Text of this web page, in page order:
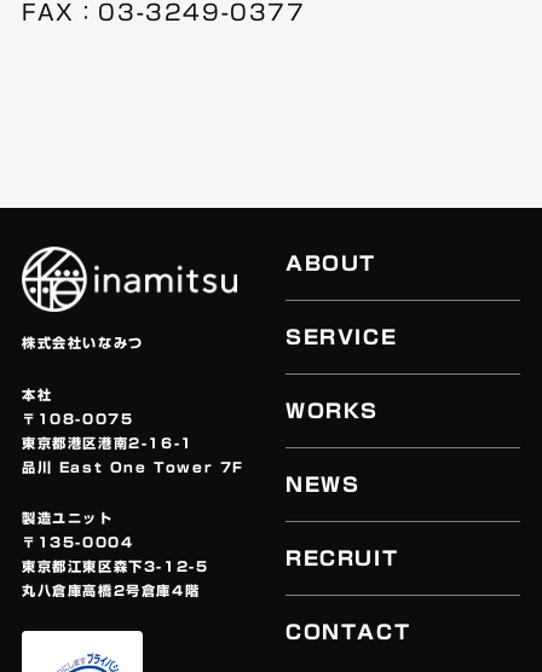
FAX：03-3249-0377
株式会社いなみつ
本社
〒 108-0075
東京都港区港南2-16-1
品川
East One Tower 7F
製造ユニット
〒135-0004
東京都江東区森下3-12-5
丸八倉庫高橋2号倉庫4階
ABOUT
SERVICE
WORKS
NEWS
RECRUIT
CONTACT